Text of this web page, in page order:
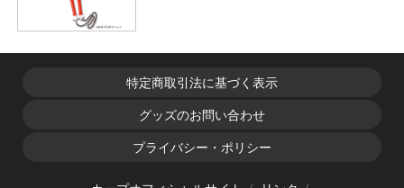
特定商取引法に基づく表示
グッズのお問い合わせ
プライバシー・ポリシー